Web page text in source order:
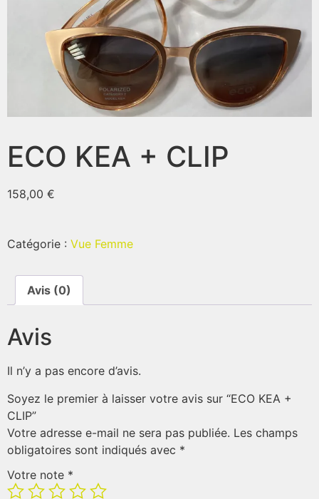
ECO KEA + CLIP
158,00 €
Catégorie : Vue Femme
Avis (0)
Avis
Il n’y a pas encore d’avis.
Soyez le premier à laisser votre avis sur “ECO KEA +
CLIP”
Votre adresse e-mail ne sera pas publiée. Les champs
obligatoires sont indiqués avec *
Votre note *